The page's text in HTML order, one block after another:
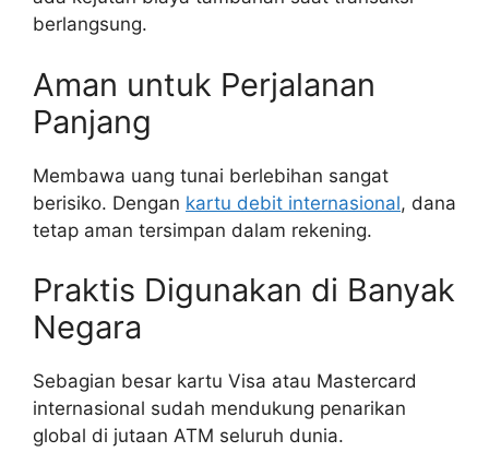
berlangsung.
Aman untuk Perjalanan
Panjang
Membawa uang tunai berlebihan sangat
berisiko. Dengan kartu debit internasional, dana
tetap aman tersimpan dalam rekening.
Praktis Digunakan di Banyak
Negara
Sebagian besar kartu Visa atau Mastercard
internasional sudah mendukung penarikan
global di jutaan ATM seluruh dunia.